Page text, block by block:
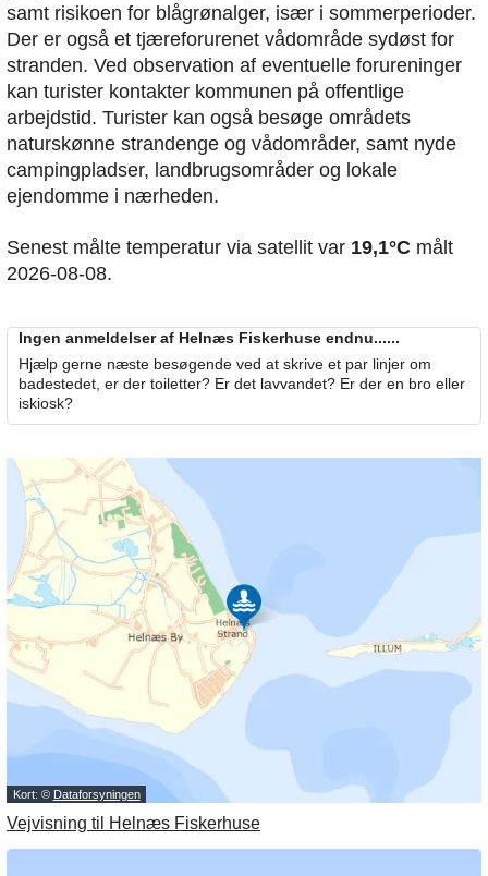
samt risikoen for blågrønalger, især i sommerperioder.
Der er også et tjæreforurenet vådområde sydøst for
stranden. Ved observation af eventuelle forureninger
kan turister kontakter kommunen på offentlige
arbejdstid. Turister kan også besøge områdets
naturskønne strandenge og vådområder, samt nyde
campingpladser, landbrugsområder og lokale
ejendomme i nærheden.
Senest målte temperatur via satellit var 19,1°C målt
2026-08-08.
Ingen anmeldelser af Helnæs Fiskerhuse endnu......
Hjælp gerne næste besøgende ved at skrive et par linjer om
badestedet, er der toiletter? Er det lavvandet? Er der en bro eller
iskiosk?
Kort: © Dataforsyningen
Vejvisning til Helnæs Fiskerhuse